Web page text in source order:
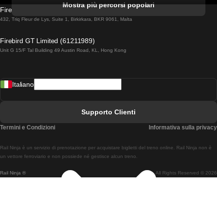
Treni Da Lisbona A Lagos
Treni Da Lisbona A Madrid
Treni Da Lisbon A Braga
Treni Da Braga A Lisbona
Mostra più percorsi popolari
Firebird GT Limited (OC 1451)
432, Triq Fleur de Lys, Suite 1, Birkirkara, BKR 9061, Malta
Firebird GT Limited (61211989)
Unit G 15/F Tal Building 49 Austin Road, KL, Hong Kong
Rail Ninja ® All Rights Reserved © 2026
Rail Ninja è un servizio di prenotazione per acquistare biglietti del treno online. Rail Ninja non è
un vettore ferroviario e non possiede né gestisce alcun treno.
Italiano
Supporto Clienti
Termini e Condizioni Informativa sulla privacy